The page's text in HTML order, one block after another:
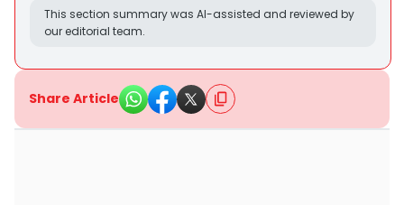
This section summary was AI-assisted and reviewed by
our editorial team.
Share Article